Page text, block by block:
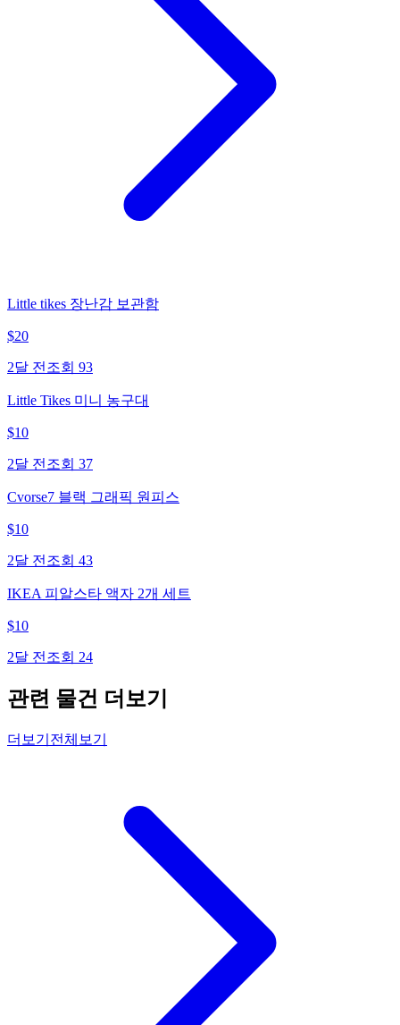
Little tikes 장난감 보관함
$20
2달 전 조회 93
Little Tikes 미니 농구대
$10
2달 전 조회 37
Cvorse7 블랙 그래픽 원피스
$10
2달 전 조회 43
IKEA 피알스타 액자 2개 세트
$10
2달 전 조회 24
관련 물건 더보기
더보기 전체보기